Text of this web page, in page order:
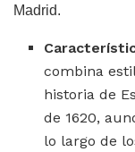
Madrid.
combina
historia de
de 1620,
lo largo de